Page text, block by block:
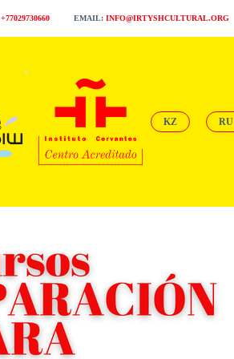
+77029730660 EMAIL: INFO@IRTYSHCULTURAL.ORG
KZ RU